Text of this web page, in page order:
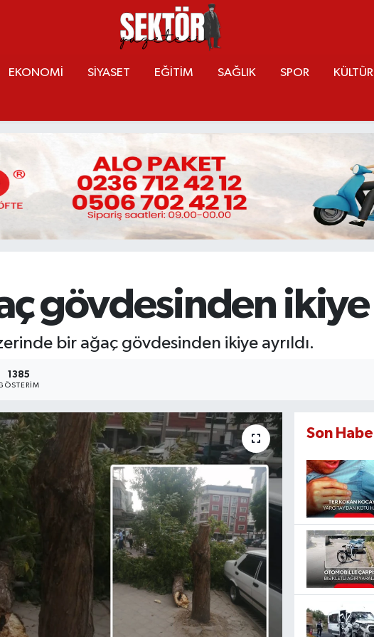
EKONOMİ SİYASET EĞİTİM SAĞLIK SPOR
gövdesinden ikiye
bir ağaç gövdesinden ikiye ayrıldı.
1385
Son